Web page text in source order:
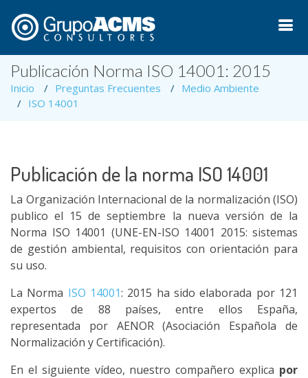
Publicación Norma ISO 14001: 2015
Inicio Preguntas Frecuentes
Medio Ambiente
ISO 14001
Publicación de la norma ISO 14001
La Organización Internacional de la normalización (ISO)
publico el 15 de septiembre la nueva versión de la
Norma ISO 14001 (UNE-EN-ISO 14001 2015: sistemas
de gestión ambiental, requisitos con orientación para
su uso.
La Norma ISO 14001: 2015 ha sido elaborada por 121
expertos de 88 países, entre ellos España,
representada por AENOR (Asociación Española de
Normalización y Certificación).
En el siguiente vídeo, nuestro compañero explica por